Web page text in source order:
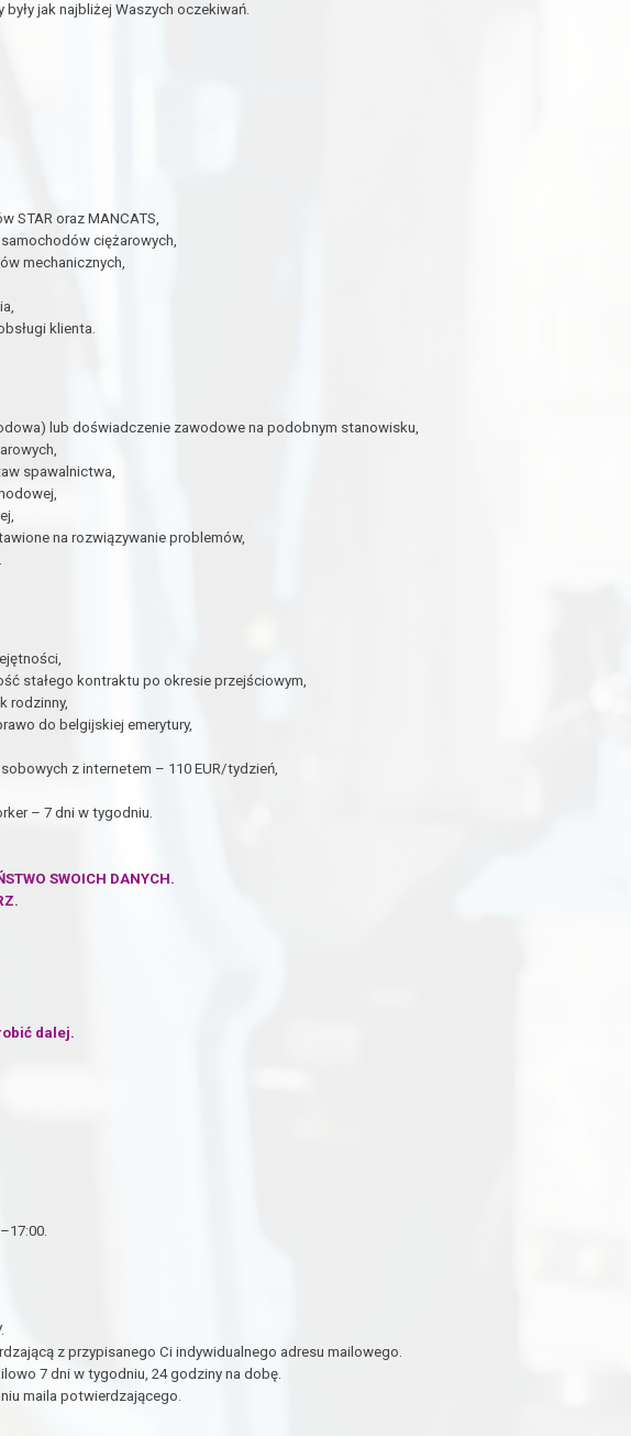
jak najbliżej Waszych oczekiwań.
STAR oraz MANCATS,
ciężarowych,
mechanicznych,
klienta.
lub doświadczenie zawodowe na podobnym stanowisku,
spawalnictwa,
na rozwiązywanie problemów,
stałego kontraktu po okresie przejściowym,
rodzinny,
do belgijskiej emerytury,
z internetem – 110 EUR/tydzień,
– 7 dni w tygodniu.
SWOICH DANYCH.
dalej.
z przypisanego Ci indywidualnego adresu mailowego.
7 dni w tygodniu, 24 godziny na dobę.
maila potwierdzającego.